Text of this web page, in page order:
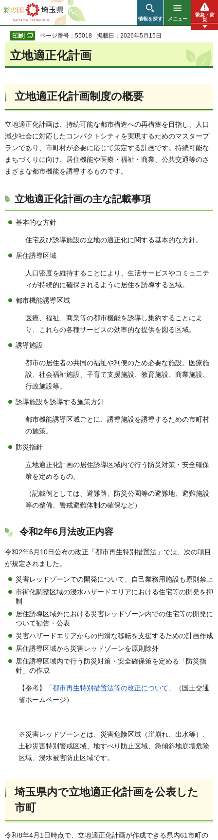
彩の国 埼玉県
情報を探す メニュー
緊急・防
災
ページ番号：55018 掲載日：2026年5月15日
立地適正化計画
立地適正化計画制度の概要
立地適正化計画は、持続可能な都市構造への再構築を目指し、人口
減少社会に対応したコンパクトシティを実現するためのマスタープ
ランであり、市町村が必要に応じて策定する計画です。持続可能な
まちづくりに向け、居住機能や医療・福祉・商業、公共交通等のさ
まざまな都市機能を誘導するものです。
立地適正化計画の主な記載事項
基本的な方針
住宅及び誘導施設の立地の適正化に関する基本的な方針。
居住誘導区域
人口密度を維持することにより、生活サービスやコミュニテ
ィが持続的に確保されるように居住を誘導する区域。
都市機能誘導区域
医療、福祉、商業等の都市機能を誘導し集約することによ
り、これらの各種サービスの効率的な提供を図る区域。
誘導施設
都市の居住者の共同の福祉や利便のため必要な施設。医療施
設、社会福祉施設、子育て支援施設、教育施設、商業施設、
行政施設等。
誘導施設を誘導する施策方針
都市機能誘導区域ごとに、誘導施設を誘導するための市町村
の施策。
防災指針
立地適正化計画の居住誘導区域内で行う防災対策・安全確保
策を定めるもの。
（記載例としては、避難路、防災公園等の避難地、避難施設
等の整備、警戒避難体制の確保など）
令和2年6月法改正内容
令和2年6月10日公布の改正「都市再生特別措置法」では、次の項目
が規定されました。
災害レッドゾーンでの開発について、自己業務用施設も原則禁止
市街化調整区域の浸水ハザードエリアにおける住宅等の開発を抑
制
居住誘導区域外における災害レッドゾーン内での住宅等の開発に
ついて勧告・公表
災害ハザードエリアからの円滑な移転を支援するための計画作成
居住誘導区域から災害レッドゾーンを原則除外
居住誘導区域内で行う防災対策・安全確保策を定める「防災指
針」の作成
【参考】「都市再生特別措置法等の改正について 」（国土交通
省ホームページ）
※災害レッドゾーンとは、災害危険区域（崖崩れ、出水等）、
土砂災害特別警戒区域、地すべり防止区域、急傾斜地崩壊危険
区域、浸水被害防止区域です。
埼玉県内で立地適正化計画を公表した
市町
令和8年4月1日時点で、立地適正化計画が作成できる県内61市町の